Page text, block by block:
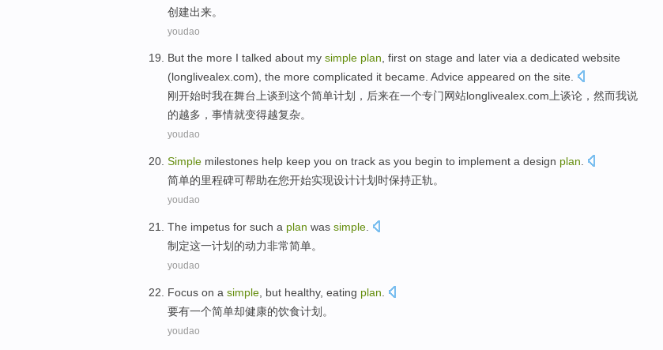
创建出来。
youdao
But the more I talked about my simple plan, first on stage and later via a dedicated website
(longlivealex.com), the more complicated it became. Advice appeared on the site.
刚开始时我在舞台上谈到这个简单计划 ， 后来在一个专门网站longlivealex.com上谈论， 然而我说
的越多，事情就变得越复杂。
youdao
Simple milestones help keep you on track as you begin to implement a design plan
简单的里程碑可帮助在您开始实现设计计划 时保持正轨 。
youdao
The impetus for such a plan was simple
制定这一计划 的动力非常简单。
youdao
Focus on a simple but healthy, eating plan
要有一个简单却健康的饮食计划。
youdao